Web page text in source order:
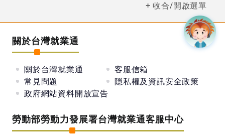
收合/開啟選單
關於台灣就業通
關於台灣就業通
客服信箱
常見問題
隱私權及資訊安全政策
政府網站資料開放宣告
勞動部勞動力發展署台灣就業通客服中心